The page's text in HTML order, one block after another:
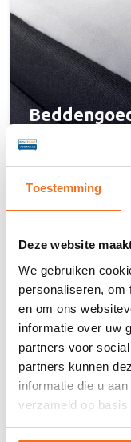
Toestemming
Deze website
We gebruiken
personaliseren, om
en om ons
informatie over uw
partners voor
partners kunnen
informatie die u
verzameld op
Bij
specialist in
een comfortabele
breed en zorgvuldig
ieder wat wils – of
gewoon lekker wilt
en focus op
heel Nederland aan
nacht.